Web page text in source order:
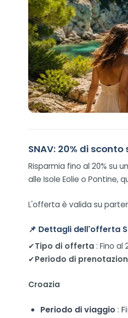
SNAV: 20% di
Risparmia fino al 20% su
alle Isole Eolie o
L'offerta è valida su
📌 Dettagli dell'offerta
✔Tipo di offerta : Fino
✔Periodo di
Croazia
Periodo di viaggio :